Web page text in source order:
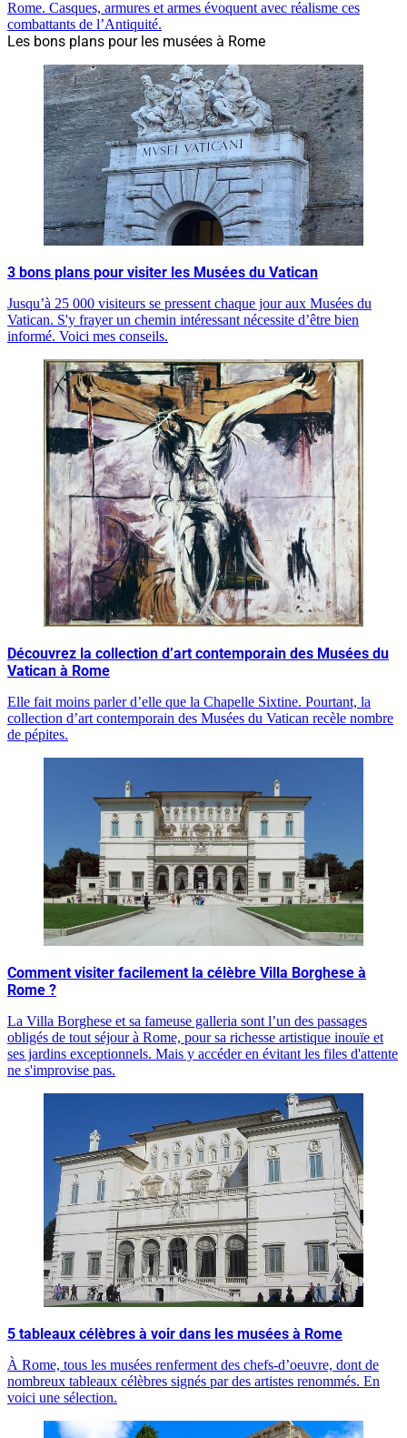
Rome. Casques, armures et armes évoquent avec réalisme ces
combattants de l’Antiquité.
Les bons plans pour les musées à Rome
3 bons plans pour visiter les Musées du Vatican
Jusqu’à 25 000 visiteurs se pressent chaque jour aux Musées du
Vatican. S'y frayer un chemin intéressant nécessite d’être bien
informé. Voici mes conseils.
Découvrez la collection d’art contemporain des Musées du
Vatican à Rome
Elle fait moins parler d’elle que la Chapelle Sixtine. Pourtant, la
collection d’art contemporain des Musées du Vatican recèle nombre
de pépites.
Comment visiter facilement la célèbre Villa Borghese à
Rome ?
La Villa Borghese et sa fameuse galleria sont l’un des passages
obligés de tout séjour à Rome, pour sa richesse artistique inouïe et
ses jardins exceptionnels. Mais y accéder en évitant les files d'attente
ne s'improvise pas.
5 tableaux célèbres à voir dans les musées à Rome
À Rome, tous les musées renferment des chefs-d’oeuvre, dont de
nombreux tableaux célèbres signés par des artistes renommés. En
voici une sélection.